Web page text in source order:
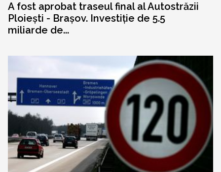
A fost aprobat traseul final al Autostrăzii
Ploiești - Brașov. Investiție de 5.5
miliarde de...